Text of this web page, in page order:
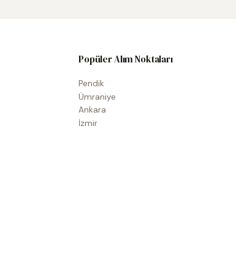
Popüler Alım Noktaları
Pendik
Ümraniye
Ankara
İzmir